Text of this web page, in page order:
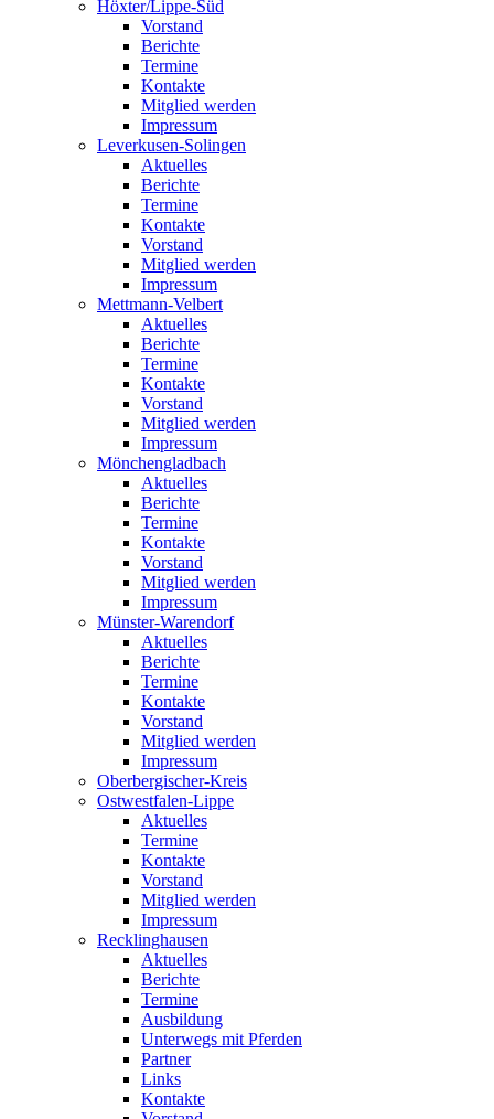
Höxter/Lippe-Süd
Vorstand
Berichte
Termine
Kontakte
Mitglied werden
Impressum
Leverkusen-Solingen
Aktuelles
Berichte
Termine
Kontakte
Vorstand
Mitglied werden
Impressum
Mettmann-Velbert
Aktuelles
Berichte
Termine
Kontakte
Vorstand
Mitglied werden
Impressum
Mönchengladbach
Aktuelles
Berichte
Termine
Kontakte
Vorstand
Mitglied werden
Impressum
Münster-Warendorf
Aktuelles
Berichte
Termine
Kontakte
Vorstand
Mitglied werden
Impressum
Oberbergischer-Kreis
Ostwestfalen-Lippe
Aktuelles
Termine
Kontakte
Vorstand
Mitglied werden
Impressum
Recklinghausen
Aktuelles
Berichte
Termine
Ausbildung
Unterwegs mit Pferden
Partner
Links
Kontakte